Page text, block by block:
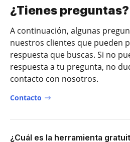
¿Tienes preguntas?
A continuación, algunas
nuestros clientes que pueden
respuesta que buscas. Si no
respuesta a tu pregunta, no
contacto con nosotros.
Contacto
¿Cuál es la herramienta